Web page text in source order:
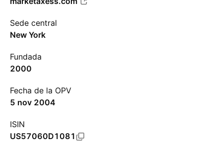
Sede central
New York
Fundada
2000
Fecha de la OPV
5 nov 2004
ISIN
US57060D1081